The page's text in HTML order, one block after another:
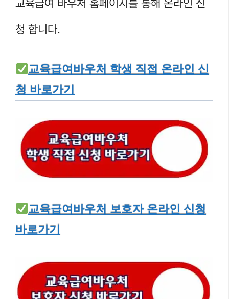
교육급여 바우처 홈페이지를 통해 온라인 신
청 합니다.
교육급여바우처 학생 직접 온라인 신
청 바로가기
교육급여바우처 보호자 온라인 신청
바로가기